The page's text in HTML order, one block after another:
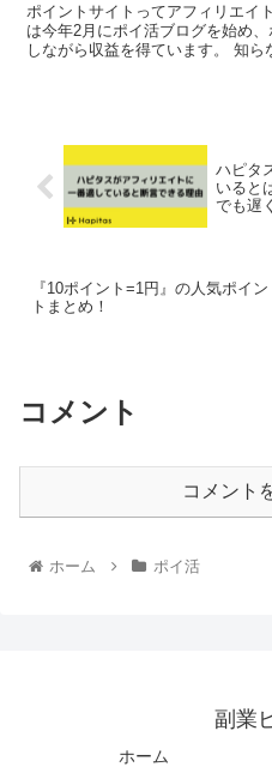
ポイントサイトってアフィリエイ
は今年2月にポイ活ブログを始め
しながら収益を得ています。 知らない人は意外に盲点だと思うの
ハピタ
いると
でも遅
『10ポイント=1円』の人気ポイン
トまとめ！
コメント
コメント
ホーム ポイ活
副業
ホーム